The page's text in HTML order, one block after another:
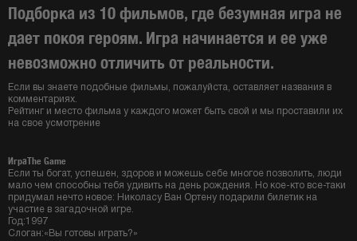
Подборка из 10 фильмов, где безумная игра не
дает покоя героям. Игра начинается и ее уже
невозможно отличить от реальности.
Если вы знаете подобные фильмы, пожалуйста, оставляет названия в
комментариях.
Рейтинг и место фильма у каждого может быть свой и мы проставили их
на свое усмотрение
ИграThe Game
Если ты богат, успешен, здоров и можешь себе многое позволить, люди
мало чем способны тебя удивить на день рождения. Но кое-кто все-таки
придумал нечто новое: Николасу Ван Ортену подарили билетик на
участие в загадочной игре.
Год:1997
Слоган:«Вы готовы играть?»